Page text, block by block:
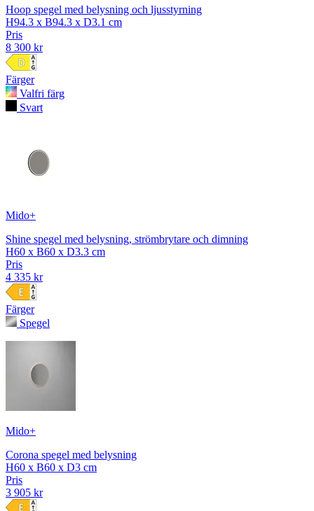
Hoop spegel med belysning och ljusstyrning
H94.3 x B94.3 x D3.1 cm
Pris
8 300 kr
Färger
Valfri färg
Svart
Mido+
Shine spegel med belysning, strömbrytare och dimning
H60 x B60 x D3.3 cm
Pris
4 335 kr
Färger
Spegel
Mido+
Corona spegel med belysning
H60 x B60 x D3 cm
Pris
3 905 kr